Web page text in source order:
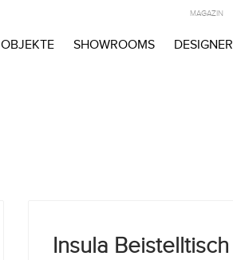
OBJEKTE SHOWROOMS DESIGNER
MAGAZIN
Insula Beistelltisch